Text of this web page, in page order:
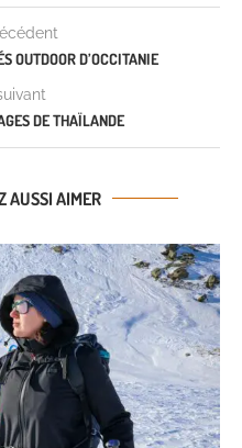
OUTDOOR D’OCCITANIE
DE THAÏLANDE
AUSSI AIMER